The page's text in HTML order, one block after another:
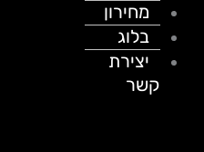
מחירון
בלוג
יצירת
קשר